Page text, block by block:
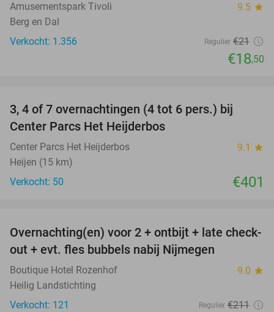
Amusementspark Tivoli 9.5 star
Berg en Dal
Verkocht: 1.356
Regulier €21
€18,50
3, 4 of 7 overnachtingen (4 tot 6 pers.) bij
Center Parcs Het Heijderbos
Center Parcs Het Heijderbos 9.1 star
Heijen (15 km)
Verkocht: 50
€401
53%
Overnachting(en) voor 2 + ontbijt + late check-
out + evt. fles bubbels nabij Nijmegen
Boutique Hotel Rozenhof 9.0 star
Heilig Landstichting
Verkocht: 121
Regulier €211